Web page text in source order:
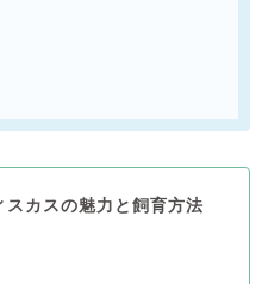
スカスの魅力と飼育方法